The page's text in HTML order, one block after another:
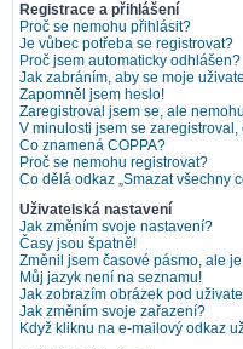
Registrace a přihlášení
Proč se nemohu přihlásit?
Je vůbec potřeba se registrovat?
Proč jsem automaticky odhlášen?
Jak zabráním, aby se moje
Zapomněl jsem heslo!
Zaregistroval jsem se, ale
V minulosti jsem se
Co znamená COPPA?
Proč se nemohu registrovat?
Co dělá odkaz „Smazat všechny
Uživatelská nastavení
Jak změním svoje nastavení?
Časy jsou špatně!
Změnil jsem časové pásmo, ale
Můj jazyk není na seznamu!
Jak zobrazím obrázek pod
Jak změním svoje zařazení?
Když kliknu na e-mailový odkaz